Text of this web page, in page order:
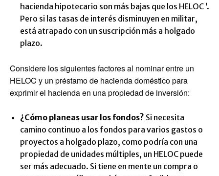
hacienda hipotecario son más bajas que los HELOC ‘.
Pero si las tasas de interés disminuyen en militar,
está atrapado con un suscripción más a holgado
plazo.
Considere los siguientes factores al nominar entre un
HELOC y un préstamo de hacienda doméstico para
exprimir el hacienda en una propiedad de inversión:
¿Cómo planeas usar los fondos? Si necesita
camino continuo a los fondos para varios gastos o
proyectos a holgado plazo, como podría con una
propiedad de unidades múltiples, un HELOC puede
ser más adecuado. Si tiene en mente un compra o